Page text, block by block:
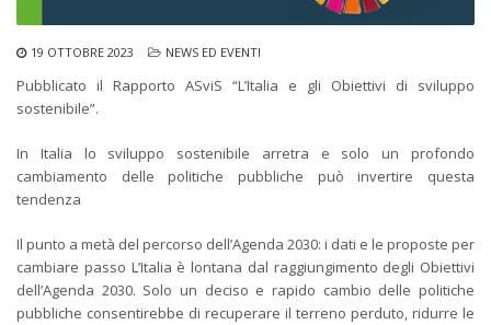
19 OTTOBRE 2023 NEWS ED EVENTI
Pubblicato il Rapporto ASviS “L’Italia e gli Obiettivi di sviluppo
sostenibile”.
In Italia lo sviluppo sostenibile arretra e solo un profondo
cambiamento delle politiche pubbliche può invertire questa
tendenza
Il punto a metà del percorso dell’Agenda 2030: i dati e le proposte per
cambiare passo L’Italia è lontana dal raggiungimento degli Obiettivi
dell’Agenda 2030. Solo un deciso e rapido cambio delle politiche
pubbliche consentirebbe di recuperare il terreno perduto, ridurre le